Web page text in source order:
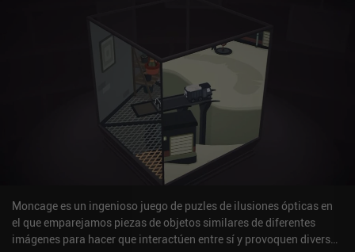
Moncage es un ingenioso juego de puzles de ilusiones ópticas en
el que emparejamos piezas de objetos similares de diferentes
imágenes para hacer que interactúen entre sí y provoquen diversos